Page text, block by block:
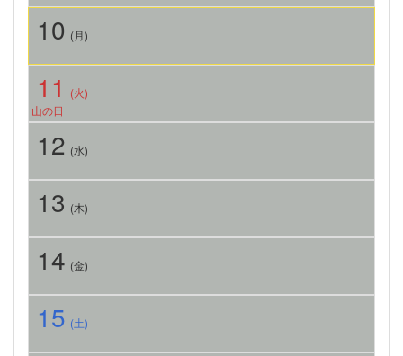
10 (月)
11
(火)
山の日
12 (水)
13 (木)
14 (金)
15 (土)